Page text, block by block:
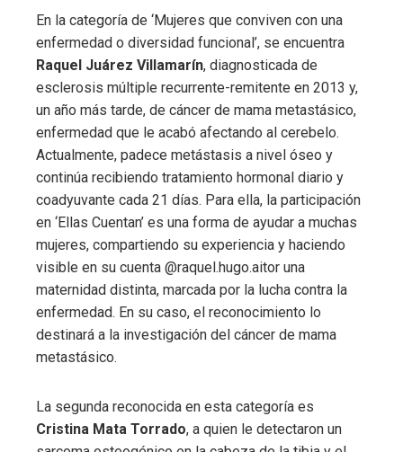
En la categoría de ‘Mujeres que conviven con una
enfermedad o diversidad funcional’, se encuentra
Raquel Juárez Villamarín, diagnosticada de
esclerosis múltiple recurrente-remitente en 2013 y,
un año más tarde, de cáncer de mama metastásico,
enfermedad que le acabó afectando al cerebelo.
Actualmente, padece metástasis a nivel óseo y
continúa recibiendo tratamiento hormonal diario y
coadyuvante cada 21 días. Para ella, la participación
en ‘Ellas Cuentan’ es una forma de ayudar a muchas
mujeres, compartiendo su experiencia y haciendo
visible en su cuenta @raquel.hugo.aitor una
maternidad distinta, marcada por la lucha contra la
enfermedad. En su caso, el reconocimiento lo
destinará a la investigación del cáncer de mama
metastásico.
La segunda reconocida en esta categoría es
Cristina Mata Torrado, a quien le detectaron un